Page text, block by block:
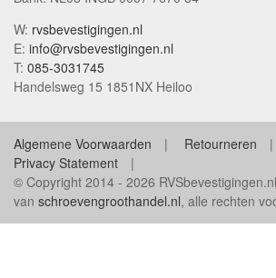
W: rvsbevestigingen.nl
E: info@rvsbevestigingen.nl
T: 085-3031745
Handelsweg 15 1851NX Heiloo
Algemene Voorwaarden
Retourneren
Privacy Statement
© Copyright 2014 - 2026
van schroevengroothandel.nl, alle rechten